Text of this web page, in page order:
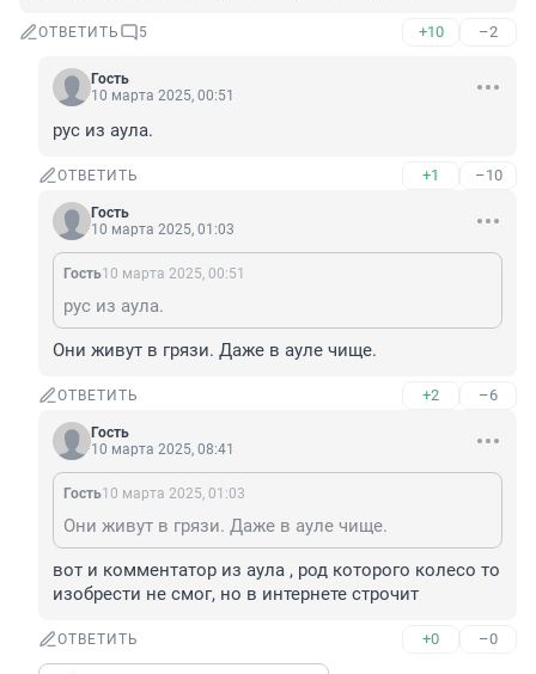
ОТВЕТИТЬ 5 +10 –2
Гость
10 марта 2025, 00:51
рус из аула.
ОТВЕТИТЬ +1 –10
Гость
10 марта 2025, 01:03
Гость10 марта 2025, 00:51
рус из аула.
Они живут в грязи. Даже в ауле чище.
ОТВЕТИТЬ +2 –6
Гость
10 марта 2025, 08:41
Гость10 марта 2025, 01:03
Они живут в грязи. Даже в ауле чище.
вот и комментатор из аула , род которого колесо то
изобрести не смог, но в интернете строчит
ОТВЕТИТЬ +0 –0